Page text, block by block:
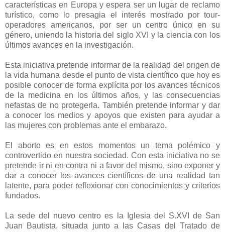
características en Europa y espera ser un lugar de reclamo
turístico, como lo presagia el interés mostrado por tour-
operadores americanos, por ser un centro único en su
género, uniendo la historia del siglo XVI y la ciencia con los
últimos avances en la investigación.
Esta iniciativa pretende informar de la realidad del origen de
la vida humana desde el punto de vista científico que hoy es
posible conocer de forma explícita por los avances técnicos
de la medicina en los últimos años, y las consecuencias
nefastas de no protegerla. También pretende informar y dar
a conocer los medios y apoyos que existen para ayudar a
las mujeres con problemas ante el embarazo.
El aborto es en estos momentos un tema polémico y
controvertido en nuestra sociedad. Con esta iniciativa no se
pretende ir ni en contra ni a favor del mismo, sino exponer y
dar a conocer los avances científicos de una realidad tan
latente, para poder reflexionar con conocimientos y criterios
fundados.
La sede del nuevo centro es la Iglesia del S.XVI de San
Juan Bautista, situada junto a las Casas del Tratado de